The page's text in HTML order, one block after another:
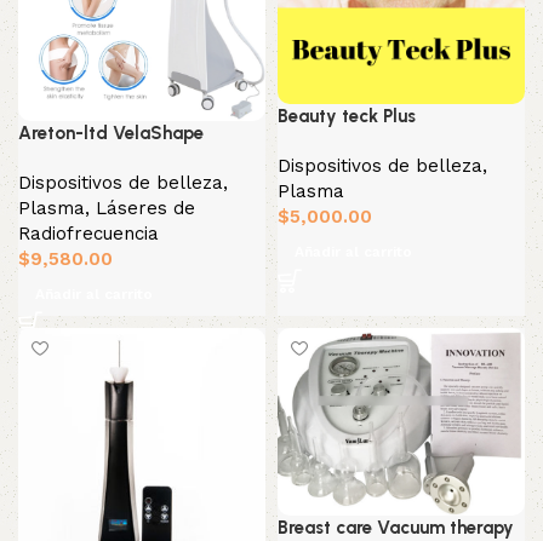
Areton-ltd VelaShape
Dispositivos de belleza,
Plasma, Láseres de
Radiofrecuencia
$9,580.00
Beauty teck Plus
Dispositivos de belleza,
Plasma
$5,000.00
Breast care Vacuum therapy